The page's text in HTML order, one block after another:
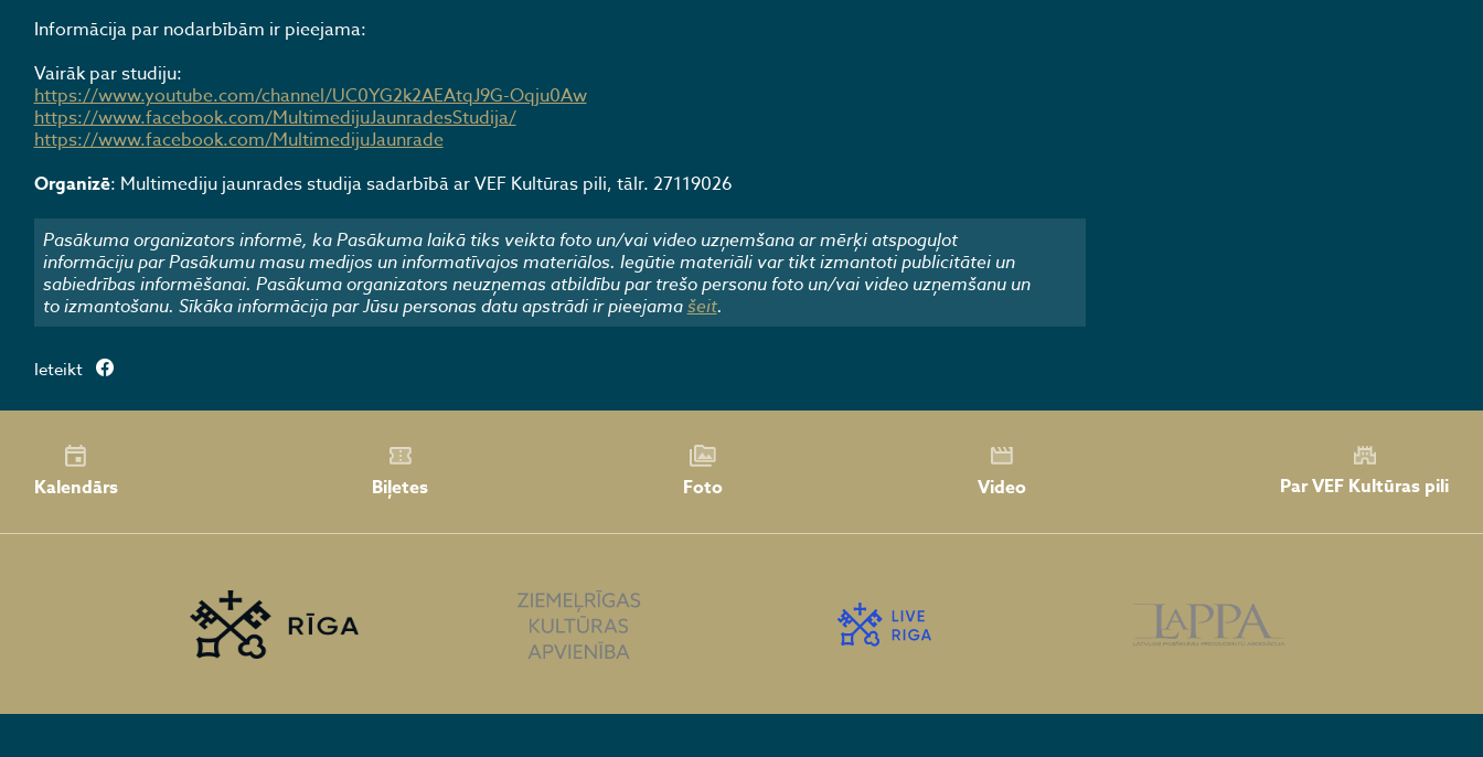
Informācija par nodarbībām ir pieejama:
Vairāk par studiju:
https://www.youtube.com/channel/UC0YG2k2AEAtqJ9G-Oqju0Aw
https://www.facebook.com/MultimedijuJaunradesStudija/
https://www.facebook.com/MultimedijuJaunrade
Organizē: Multimediju jaunrades studija sadarbībā ar VEF Kultūras pili, tālr. 27119026
Pasākuma organizators informē, ka Pasākuma laikā tiks veikta foto un/vai video uzņemšana ar mērķi atspoguļot
informāciju par Pasākumu masu medijos un informatīvajos materiālos. Iegūtie materiāli var tikt izmantoti publicitātei un
sabiedrības informēšanai. Pasākuma organizators neuzņemas atbildību par trešo personu foto un/vai video uzņemšanu un
to izmantošanu. Sīkāka informācija par Jūsu personas datu apstrādi ir pieejamašeit.
Ieteikt
Kalendārs Biļetes Foto Video Par VEF Kultūras pili